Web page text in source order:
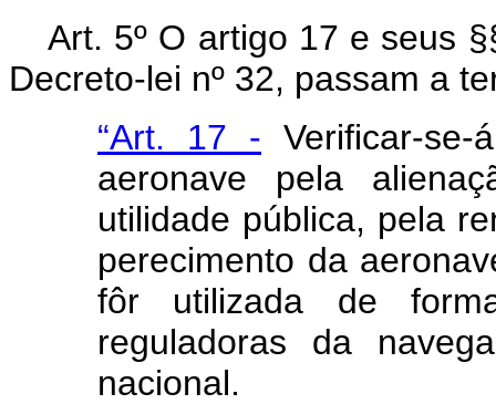
Art. 5º O artigo 17 e seus
Decreto-lei nº 32, passam a
“Art. 17 - Verificar-
aeronave pela
utilidade pública, pela
perecimento da
fôr utilizada de
reguladoras da
nacional.